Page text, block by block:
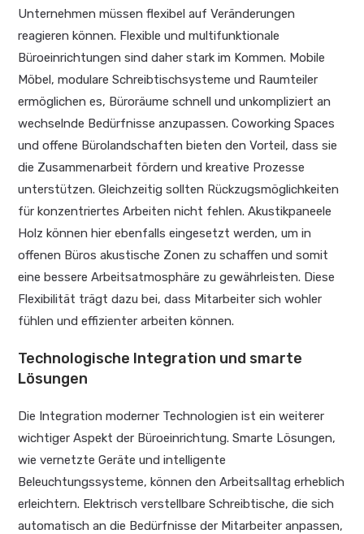
Unternehmen müssen flexibel auf Veränderungen
reagieren können. Flexible und multifunktionale
Büroeinrichtungen sind daher stark im Kommen. Mobile
Möbel, modulare Schreibtischsysteme und Raumteiler
ermöglichen es, Büroräume schnell und unkompliziert an
wechselnde Bedürfnisse anzupassen. Coworking Spaces
und offene Bürolandschaften bieten den Vorteil, dass sie
die Zusammenarbeit fördern und kreative Prozesse
unterstützen. Gleichzeitig sollten Rückzugsmöglichkeiten
für konzentriertes Arbeiten nicht fehlen. Akustikpaneele
Holz können hier ebenfalls eingesetzt werden, um in
offenen Büros akustische Zonen zu schaffen und somit
eine bessere Arbeitsatmosphäre zu gewährleisten. Diese
Flexibilität trägt dazu bei, dass Mitarbeiter sich wohler
fühlen und effizienter arbeiten können.
Technologische Integration und smarte
Lösungen
Die Integration moderner Technologien ist ein weiterer
wichtiger Aspekt der Büroeinrichtung. Smarte Lösungen,
wie vernetzte Geräte und intelligente
Beleuchtungssysteme, können den Arbeitsalltag erheblich
erleichtern. Elektrisch verstellbare Schreibtische, die sich
automatisch an die Bedürfnisse der Mitarbeiter anpassen,